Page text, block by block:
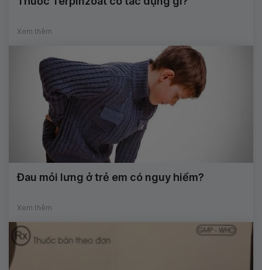
Xem thêm
Đau mỏi lưng ở trẻ em có nguy hiểm?
Xem thêm